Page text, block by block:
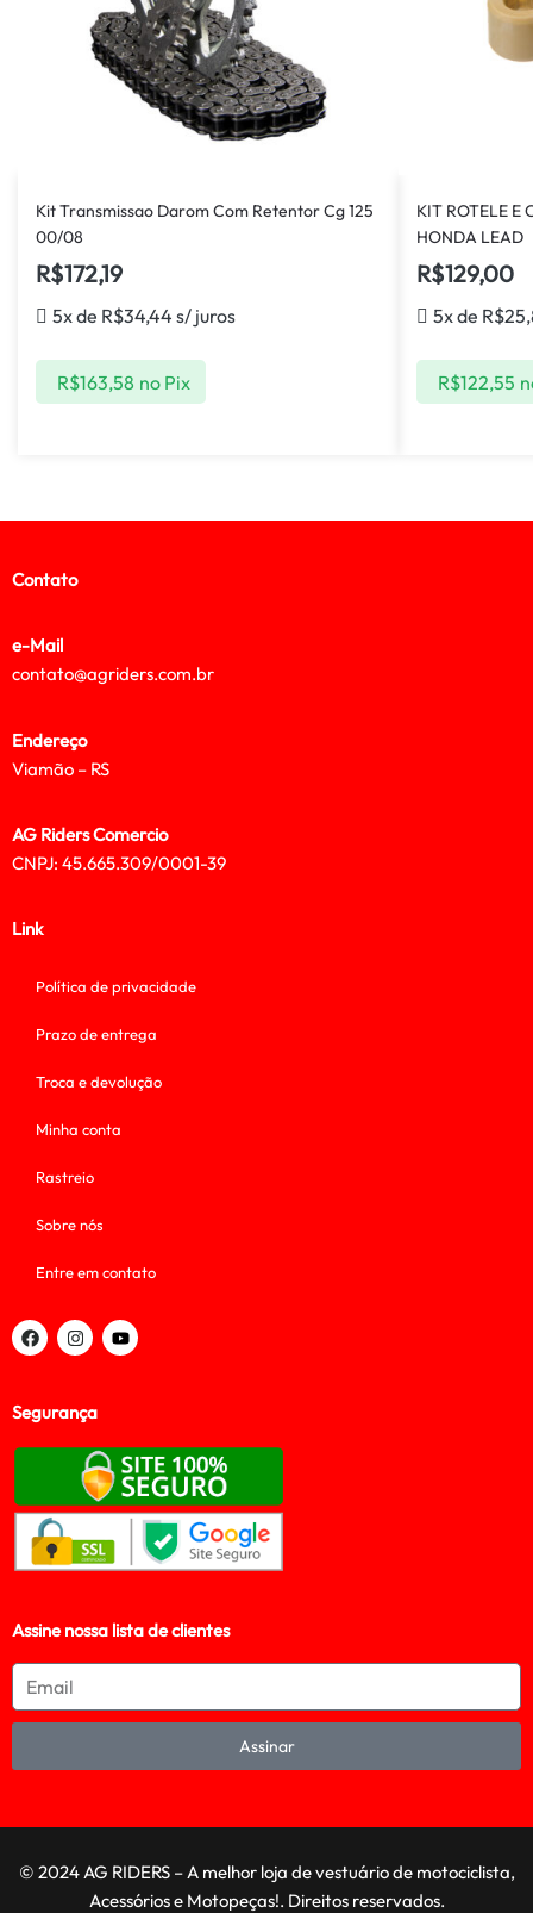
Kit Transmissao Darom Com Retentor Cg 125
00/08
R$172,19
5x de R$34,44 s/ juros
R$163,58 no Pix
KIT ROTELE E
HONDA LEAD
R$129,00
5x de R$
R$122,55
Contato
e-Mail
contato@agriders.com.br
Endereço
Viamão – RS
AG Riders Comercio
CNPJ: 45.665.309/0001-39
Link
Política de privacidade
Prazo de entrega
Troca e devolução
Minha conta
Rastreio
Sobre nós
Entre em contato
Segurança
Assine nossa lista de clientes
Assinar
© 2024 AG RIDERS – A melhor loja de vestuário de motociclista,
Acessórios e Motopeças!. Direitos reservados.